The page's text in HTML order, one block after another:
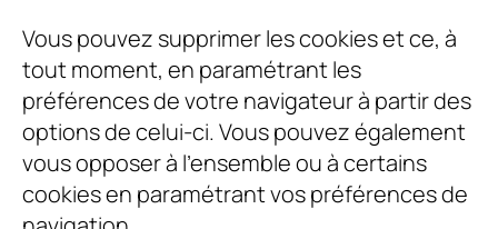
Vous pouvez supprimer les cookies et ce, à
tout moment, en paramétrant les
préférences de votre navigateur à partir des
options de celui-ci. Vous pouvez également
vous opposer à l’ensemble ou à certains
cookies en paramétrant vos préférences de